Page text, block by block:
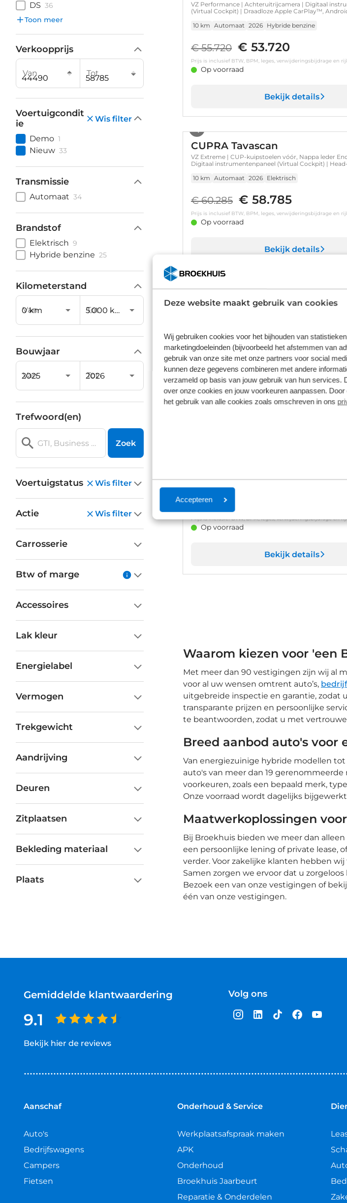
Deze website maakt gebruik van cookies
Wij gebruiken cookies voor het bijhouden van
marketingdoeleinden (bijvoorbeeld het afstemmen van
gebruik van onze site met onze partners voor social
kunnen deze gegevens combineren met andere
verzameld op basis van jouw gebruik van hun services.
over onze cookies en jouw voorkeuren aanpassen. Door
het gebruik van alle cookies zoals omschreven in ons
Accepteren
DS 36
Toon meer
Verkoopprijs
Van Tot
Voertuigcondit
ie
Wis filter
Demo 1
Nieuw 33
Transmissie
Automaat 34
Brandstof
Elektrisch 9
Hybride benzine 25
Kilometerstand
Van Tot
Bouwjaar
Van Tot
Trefwoord(en)
Zoek
Voertuigstatus Wis filter
Actie Wis filter
Carrosserie
Btw of marge
Accessoires
Lak kleur
Energielabel
Vermogen
Trekgewicht
Aandrijving
Deuren
Zitplaatsen
Bekleding materiaal
Plaats
VZ Performance | Achteruitrijcamera | Digitaal
(Virtual Cockpit) | Draadloze Apple CarPlay™,
10 km Automaat 2026 Hybride benzine
€ 55.720 € 53.720
Prijs is inclusief BTW, BPM, leges, verwijderingsbijdrage en
Op voorraad
Bekijk details
CUPRA Tavascan
VZ Extreme | CUP-kuipstoelen vóór, Nappa leder
Digitaal instrumentenpaneel (Virtual Cockpit) |
10 km Automaat 2026 Elektrisch
€ 60.285 € 58.785
Prijs is inclusief BTW, BPM, leges, verwijderingsbijdrage en
Op voorraad
Bekijk details
CUPRA Formentor
VZ Performance | Achteruitrijcamera | Digitaal
€ 57.010 € 55.010
Prijs is inclusief BTW, BPM, leges, verwijderingsbijdrage en
Op voorraad
Bekijk details
€ 54.950
Prijs is inclusief BTW, BPM, leges, verwijderingsbijdrage en
Op voorraad
Bekijk details
Waarom kiezen voor 'een
Met meer dan 90 vestigingen zijn wij al
voor al uw wensen omtrent auto’s,
uitgebreide inspectie en garantie, zodat
transparante prijzen en persoonlijke
te beantwoorden, zodat u met
Breed aanbod auto's voor
Van energiezuinige hybride modellen
auto's van meer dan 19
voorkeuren, zoals een bepaald merk,
Onze voorraad wordt dagelijks
Maatwerkoplossingen
Bij Broekhuis bieden we meer dan
een persoonlijke lening of private lease,
verder. Voor zakelijke klanten hebben
Samen zorgen we ervoor dat u
Bezoek een van onze vestigingen of
één van onze vestigingen.
Gemiddelde klantwaardering
9.1
Bekijk hier de reviews
van
Volg ons
Aanschaf
Auto's
Bedrijfswagens
Campers
Fietsen
Onderhoud & Service
Werkplaatsafspraak maken
APK
Onderhoud
Broekhuis Jaarbeurt
Reparatie & Onderdelen